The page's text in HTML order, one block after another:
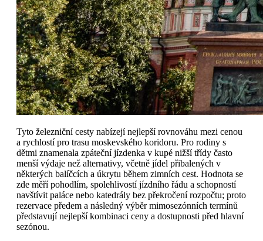
Tyto železniční cesty nabízejí nejlepší rovnováhu mezi cenou
a rychlostí pro trasu moskevského koridoru. Pro rodiny s
dětmi znamenala zpáteční jízdenka v kupé nižší třídy často
menší výdaje než alternativy, včetně jídel přibalených v
některých balíčcích a úkrytu během zimních cest. Hodnota se
zde měří pohodlím, spolehlivostí jízdního řádu a schopností
navštívit paláce nebo katedrály bez překročení rozpočtu; proto
rezervace předem a následný výběr mimosezónních termínů
představují nejlepší kombinaci ceny a dostupnosti před hlavní
sezónou.